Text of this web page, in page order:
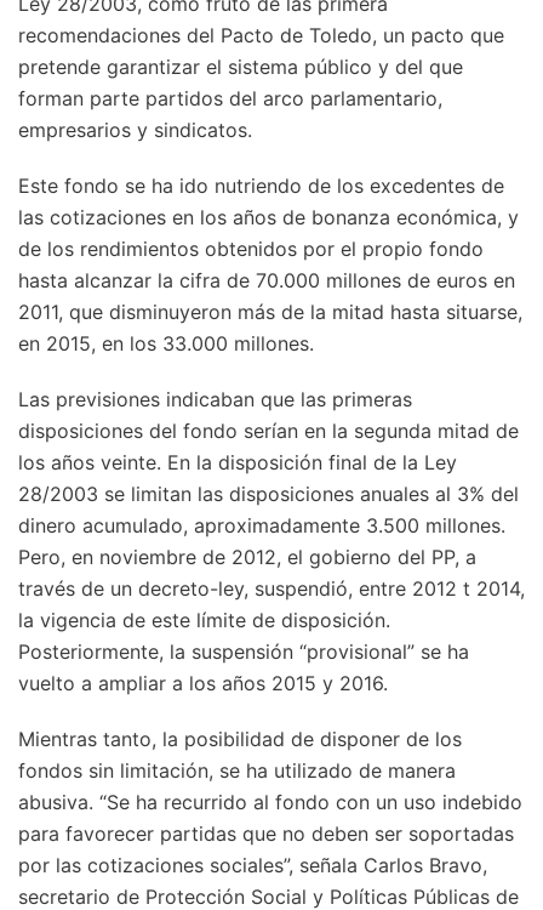
recomendaciones del Pacto de Toledo, un pacto que
pretende garantizar el sistema público y del que
forman parte partidos del arco parlamentario,
empresarios y sindicatos.
Este fondo se ha ido nutriendo de los excedentes de
las cotizaciones en los años de bonanza económica, y
de los rendimientos obtenidos por el propio fondo
hasta alcanzar la cifra de 70.000 millones de euros en
2011, que disminuyeron más de la mitad hasta situarse,
en 2015, en los 33.000 millones.
Las previsiones indicaban que las primeras
disposiciones del fondo serían en la segunda mitad de
los años veinte. En la disposición final de la Ley
28/2003 se limitan las disposiciones anuales al 3% del
dinero acumulado, aproximadamente 3.500 millones.
Pero, en noviembre de 2012, el gobierno del PP, a
través de un decreto-ley, suspendió, entre 2012 t 2014,
la vigencia de este límite de disposición.
Posteriormente, la suspensión “provisional” se ha
vuelto a ampliar a los años 2015 y 2016.
Mientras tanto, la posibilidad de disponer de los
fondos sin limitación, se ha utilizado de manera
abusiva. “Se ha recurrido al fondo con un uso indebido
para favorecer partidas que no deben ser soportadas
por las cotizaciones sociales”, señala Carlos Bravo,
secretario de Protección Social y Políticas Públicas de